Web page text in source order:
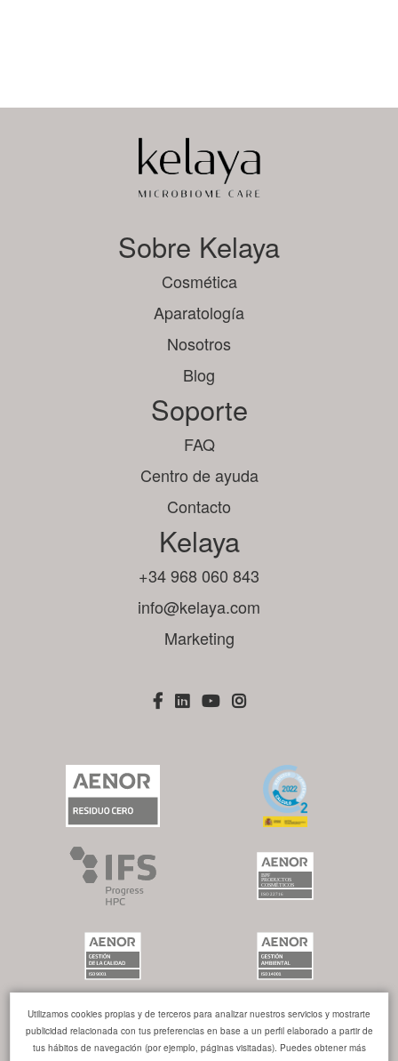
Utilizamos cookies propias y de terceros para analizar nuestros servicios y mostrarte
publicidad relacionada con tus preferencias en base a un perfil elaborado a partir de
tus hábitos de navegación (por ejemplo, páginas visitadas). Puedes obtener más
Sobre Kelaya
Cosmética
Aparatología
Nosotros
Blog
Soporte
FAQ
Centro de ayuda
Contacto
Kelaya
+34 968 060 843
info@kelaya.com
Marketing